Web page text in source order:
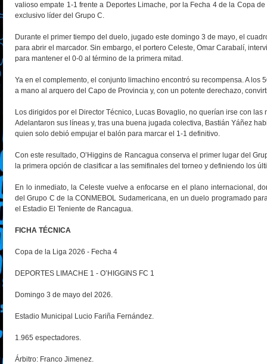
valioso empate 1-1 frente a Deportes Limache, por la Fecha 4 de la Copa
exclusivo líder del Grupo C.
Durante el primer tiempo del duelo, jugado este domingo 3 de mayo, el
para abrir el marcador. Sin embargo, el portero Celeste, Omar Carabalí,
para mantener el 0-0 al término de la primera mitad.
Ya en el complemento, el conjunto limachino encontró su recompensa. A los
a mano al arquero del Capo de Provincia y, con un potente derechazo,
Los dirigidos por el Director Técnico, Lucas Bovaglio, no querían irse con las
Adelantaron sus líneas y, tras una buena jugada colectiva, Bastián Yáñez
quien solo debió empujar el balón para marcar el 1-1 definitivo.
Con este resultado, O’Higgins de Rancagua conserva el primer lugar del
la primera opción de clasificar a las semifinales del torneo y definiendo los
En lo inmediato, la Celeste vuelve a enfocarse en el plano internacional,
del Grupo C de la CONMEBOL Sudamericana, en un duelo programado
el Estadio El Teniente de Rancagua.
FICHA TÉCNICA
Copa de la Liga 2026 - Fecha 4
DEPORTES LIMACHE 1 - O’HIGGINS FC 1
Domingo 3 de mayo del 2026.
Estadio Municipal Lucio Fariña Fernández.
1.965 espectadores.
Árbitro: Franco Jimenez.